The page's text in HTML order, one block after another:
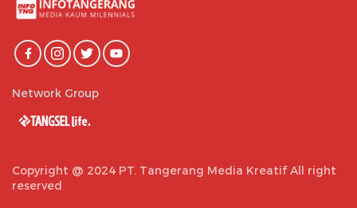
Network Group
Copyright @ 2024 PT. Tangerang Media Kreatif All right
reserved